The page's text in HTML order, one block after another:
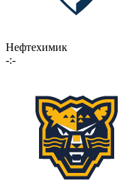
Нефтехимик
-:-